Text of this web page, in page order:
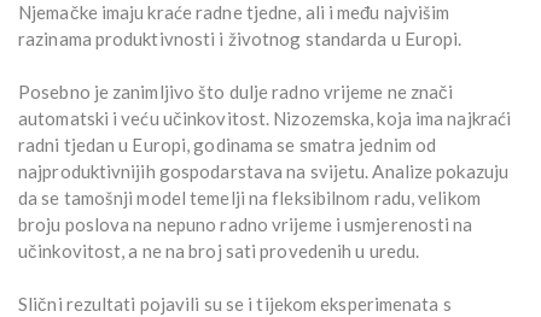
Njemačke imaju kraće radne tjedne, ali i među najvišim
razinama produktivnosti i životnog standarda u Europi.
Posebno je zanimljivo što dulje radno vrijeme ne znači
automatski i veću učinkovitost. Nizozemska, koja ima najkraći
radni tjedan u Europi, godinama se smatra jednim od
najproduktivnijih gospodarstava na svijetu. Analize pokazuju
da se tamošnji model temelji na fleksibilnom radu, velikom
broju poslova na nepuno radno vrijeme i usmjerenosti na
učinkovitost, a ne na broj sati provedenih u uredu.
Slični rezultati pojavili su se i tijekom eksperimenata s